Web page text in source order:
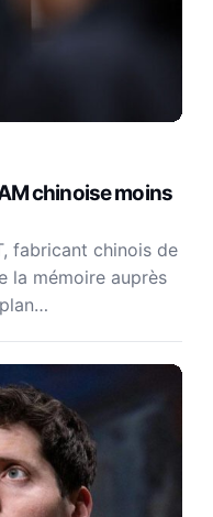
chinoise moins
fabricant chinois de
la mémoire auprès